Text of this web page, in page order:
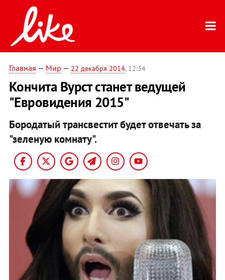
Главная — Мир — 22 декабря 2014, 12:34
Кончита Вурст станет ведущей
"Евровидения 2015"
Бородатый трансвестит будет отвечать за
"зеленую комнату".